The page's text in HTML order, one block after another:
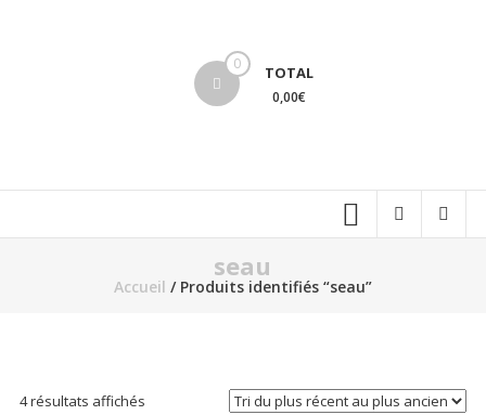
lucinevintage 0 TOTAL
0,00€
seau
Accueil / Produits identifiés “seau”
4 résultats affichésTrié